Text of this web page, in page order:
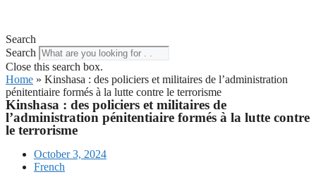
Search
Search
Close this search box.
Home » Kinshasa : des policiers et militaires de l’administration
pénitentiaire formés à la lutte contre le terrorisme
Kinshasa : des policiers et militaires de
l’administration pénitentiaire formés à la lutte contre
le terrorisme
October 3, 2024
French